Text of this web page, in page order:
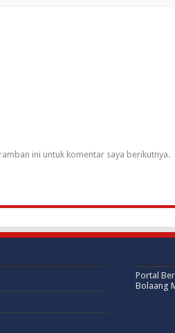
ini untuk komentar saya berikutnya.
Portal
Bolaang